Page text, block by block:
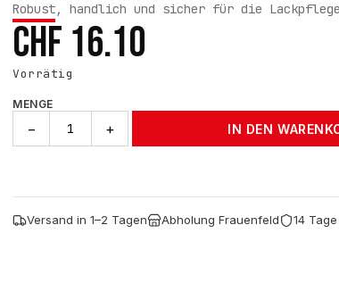
Robust, handlich und sicher für die
CHF 16.10
Vorrätig
MENGE
−
MINI
Clear
+ IN DEN
Versand in 1–2 Tagen Abholung Frauenfeld 14